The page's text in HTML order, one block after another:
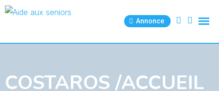
Skip
Annonce
COSTAROS /ACCUEIL